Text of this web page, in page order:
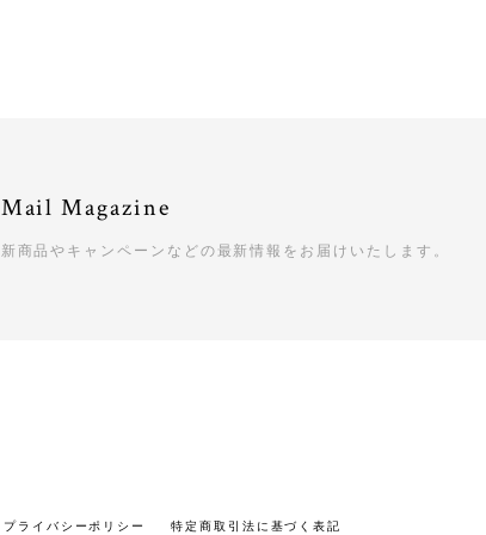
Mail Magazine
新商品やキャンペーンなどの最新情報をお届けいたします。
プライバシーポリシー 特定商取引法に基づく表記